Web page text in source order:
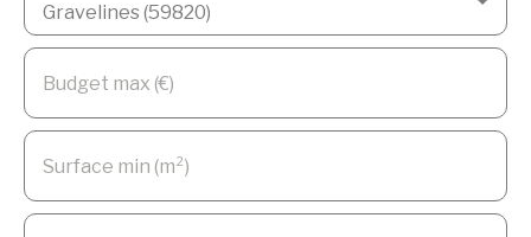
Gravelines (59820)
Budget max (€)
Surface min (m²)